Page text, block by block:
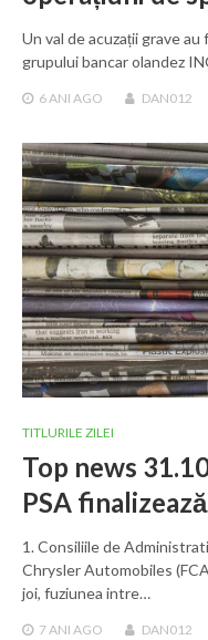
Un val de acuzații grave
grupului bancar olandez
6 ANI AGO DAN012
TITLURILE ZILEI
Top news
PSA
1. Consiliile de
Chrysler Automobiles
joi, fuziunea intre…
7 ANI AGO DAN012